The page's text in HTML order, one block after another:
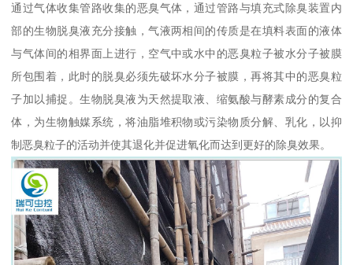
通过气体收集管路收集的恶臭气体，通过管路与填充式除臭装置内
部的生物脱臭液充分接触，气液两相间的传质是在填料表面的液体
与气体间的相界面上进行，空气中或水中的恶臭粒子被水分子被膜
所包围着，此时的脱臭必须先破坏水分子被膜，再将其中的恶臭粒
子加以捕捉。生物脱臭液为天然提取液、缩氨酸与酵素成分的复合
体，为生物触媒系统，将油脂堆积物或污染物质分解、乳化，以抑
制恶臭粒子的活动并使其退化并促进氧化而达到更好的除臭效果。